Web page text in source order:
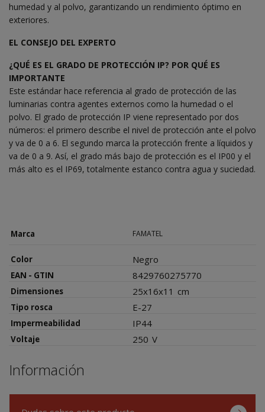
humedad y al polvo, garantizando un rendimiento óptimo en
exteriores.
EL CONSEJO DEL EXPERTO
¿QUÉ ES EL GRADO DE PROTECCIÓN IP? POR QUÉ ES
IMPORTANTE
Este estándar hace referencia al grado de protección de las
luminarias contra agentes externos como la humedad o el
polvo. El grado de protección IP viene representado por dos
números: el primero describe el nivel de protección ante el polvo
y va de 0 a 6. El segundo marca la protección frente a líquidos y
va de 0 a 9. Así, el grado más bajo de protección es el IP00 y el
más alto es el IP69, totalmente estanco contra agua y suciedad.
Marca FAMATEL
Color Negro
EAN - GTIN 8429760275770
Dimensiones 25x16x11 cm
Tipo rosca E-27
Impermeabilidad IP44
Voltaje 250 V
Información